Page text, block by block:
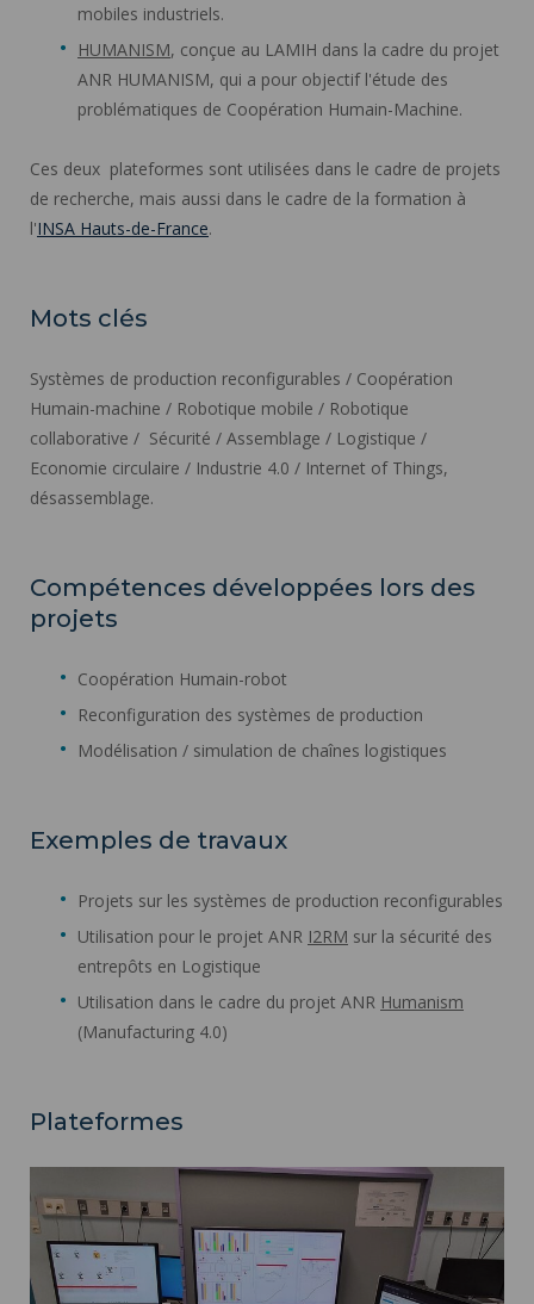
mobiles industriels.
HUMANISM, conçue au LAMIH dans la cadre du projet
ANR HUMANISM, qui a pour objectif l'étude des
problématiques de Coopération Humain-Machine.
Ces deux plateformes sont utilisées dans le cadre de projets
de recherche, mais aussi dans le cadre de la formation à
l'INSA Hauts-de-France.
Mots clés
Systèmes de production reconfigurables / Coopération
Humain-machine / Robotique mobile / Robotique
collaborative / Sécurité / Assemblage / Logistique /
Economie circulaire / Industrie 4.0 / Internet of Things,
désassemblage.
Compétences développées lors des
projets
Coopération Humain-robot
Reconfiguration des systèmes de production
Modélisation / simulation de chaînes logistiques
Exemples de travaux
Projets sur les systèmes de production reconfigurables
Utilisation pour le projet ANR I2RM sur la sécurité des
entrepôts en Logistique
Utilisation dans le cadre du projet ANR Humanism
(Manufacturing 4.0)
Plateformes